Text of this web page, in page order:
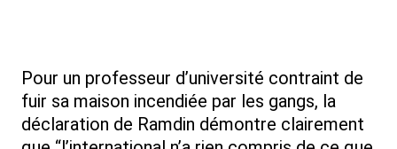
Pour un professeur d’université contraint de
fuir sa maison incendiée par les gangs, la
déclaration de Ramdin démontre clairement